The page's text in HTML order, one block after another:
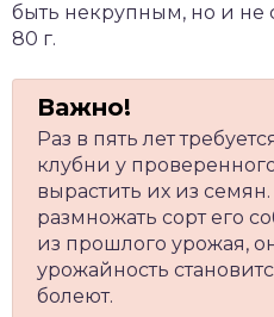
быть некрупным, но и
80 г.
Раз в пять лет
клубни у
вырастить их из
размножать сорт его
из прошлого урожая,
урожайность
болеют.